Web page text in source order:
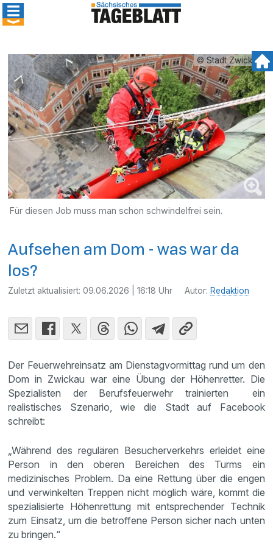
© Stadt Zwickau
Für diesen Job muss man schon schwindelfrei sein.
Aufsehen am Dom - was war da
los?
Zuletzt aktualisiert:09.06.2026 | 16:18 Uhr Autor: Redaktion
Der Feuerwehreinsatz am Dienstagvormittag rund um den
Dom in Zwickau war eine Übung der Höhenretter. Die
Spezialisten der Berufsfeuerwehr trainierten ein
realistisches Szenario, wie die Stadt auf Facebook
schreibt:
„Während des regulären Besucherverkehrs erleidet eine
Person in den oberen Bereichen des Turms ein
medizinisches Problem. Da eine Rettung über die engen
und verwinkelten Treppen nicht möglich wäre, kommt die
spezialisierte Höhenrettung mit entsprechender Technik
zum Einsatz, um die betroffene Person sicher nach unten
zu bringen.“